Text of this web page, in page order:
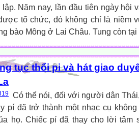
lập. Năm nay, lần đầu tiên ngày hội
tổ chức, đó không chỉ là niềm
bào Mông ở Lai Châu. Tung còn tại
tục thổi pi và hát giao
Có thể nói, đối với người dân
pí đã trở thành một nhạc cụ
họ. Chiếc pí đã thay cho lời